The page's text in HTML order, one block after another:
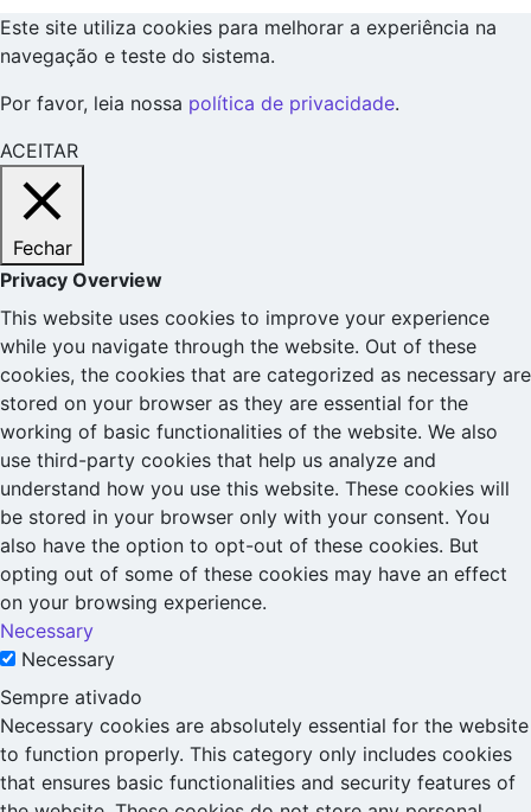
Este site utiliza cookies para melhorar a experiência na
navegação e teste do sistema.
Por favor, leia nossa política de privacidade.
ACEITAR
Fechar
Privacy Overview
This website uses cookies to improve your experience
while you navigate through the website. Out of these
cookies, the cookies that are categorized as necessary are
stored on your browser as they are essential for the
working of basic functionalities of the website. We also
use third-party cookies that help us analyze and
understand how you use this website. These cookies will
be stored in your browser only with your consent. You
also have the option to opt-out of these cookies. But
opting out of some of these cookies may have an effect
on your browsing experience.
Necessary
Necessary
Sempre ativado
Necessary cookies are absolutely essential for the website
to function properly. This category only includes cookies
that ensures basic functionalities and security features of